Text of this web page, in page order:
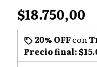
$18.750,00
20% OFFcon
Precio final: